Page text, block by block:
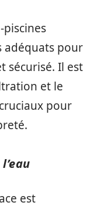
piscines
adéquats pour
sécurisé. Il est
et le
pour
est